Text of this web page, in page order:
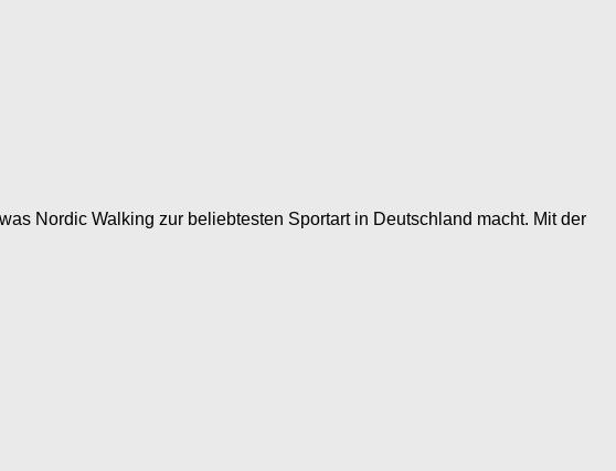
Nordic Walking zur beliebtesten Sportart in Deutschland macht. Mit der